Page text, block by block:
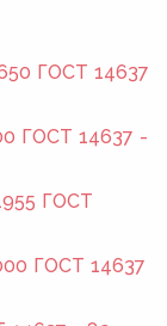
ГОСТ 14637
ГОСТ 14637 -
ГОСТ
ГОСТ 14637